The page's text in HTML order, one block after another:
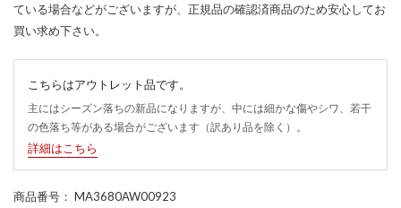
ている場合などがございますが、正規品の確認済商品のため安心してお
買い求め下さい。
こちらはアウトレット品です。
主にはシーズン落ちの新品になりますが、中には細かな傷やシワ、若干
の色落ち等がある場合がございます（訳あり品を除く）。
詳細はこちら
商品番号 ： MA3680AW00923